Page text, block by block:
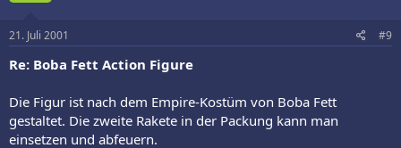
21. Juli 2001 #9
Re: Boba Fett Action Figure
Die Figur ist nach dem Empire-Kostüm von Boba Fett
gestaltet. Die zweite Rakete in der Packung kann man
einsetzen und abfeuern.